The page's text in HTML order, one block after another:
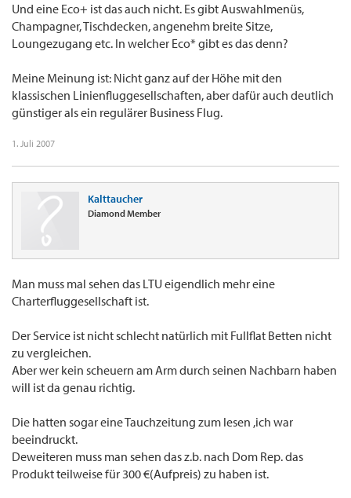
Und eine Eco+ ist das auch nicht. Es gibt Auswahlmenüs,
Champagner, Tischdecken, angenehm breite Sitze,
Loungezugang etc. In welcher Eco* gibt es das denn?
Meine Meinung ist: Nicht ganz auf der Höhe mit den
klassischen Linienfluggesellschaften, aber dafür auch deutlich
günstiger als ein regulärer Business Flug.
1. Juli 2007
Kalttaucher
Diamond Member
Man muss mal sehen das LTU eigendlich mehr eine
Charterfluggesellschaft ist.
Der Service ist nicht schlecht natürlich mit Fullflat Betten nicht
zu vergleichen.
Aber wer kein scheuern am Arm durch seinen Nachbarn haben
will ist da genau richtig.
Die hatten sogar eine Tauchzeitung zum lesen ,ich war
beeindruckt.
Deweiteren muss man sehen das z.b. nach Dom Rep. das
Produkt teilweise für 300 €(Aufpreis) zu haben ist.